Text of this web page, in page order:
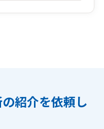
紹介を依頼し